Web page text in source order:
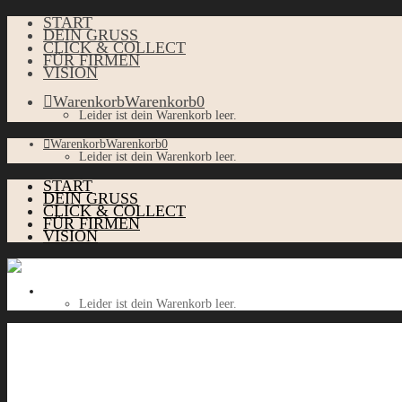
START
DEIN GRUSS
CLICK & COLLECT
FÜR FIRMEN
VISION
WarenkorbWarenkorb0
Leider ist dein Warenkorb leer.
WarenkorbWarenkorb0
Leider ist dein Warenkorb leer.
START
DEIN GRUSS
CLICK & COLLECT
FÜR FIRMEN
VISION
Leider ist dein Warenkorb leer.